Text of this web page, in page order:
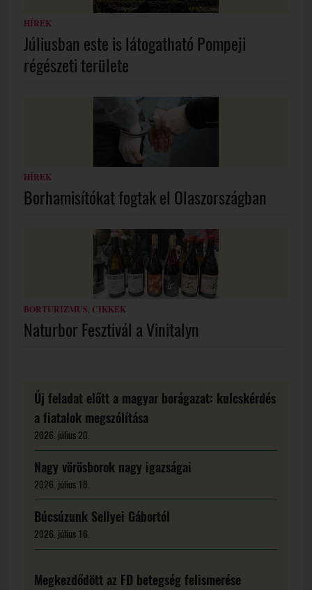
HÍREK
Júliusban este is látogatható Pompeji
régészeti területe
HÍREK
Borhamisítókat fogtak el Olaszországban
BORTURIZMUS CIKKEK
Naturbor Fesztivál a Vinitalyn
Új feladat előtt a magyar borágazat: kulcskérdés
a fiatalok megszólítása
2026. július 20.
Nagy vörösborok nagy igazságai
2026. július 18.
Búcsúzunk Sellyei Gábortól
2026. július 16.
Megkezdődött az FD betegség felismerése